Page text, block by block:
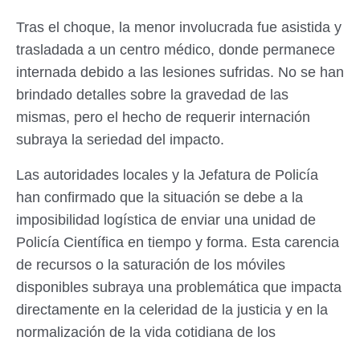
Tras el choque, la menor involucrada fue asistida y
trasladada a un centro médico, donde permanece
internada debido a las lesiones sufridas. No se han
brindado detalles sobre la gravedad de las
mismas, pero el hecho de requerir internación
subraya la seriedad del impacto.
Las autoridades locales y la Jefatura de Policía
han confirmado que la situación se debe a la
imposibilidad logística de enviar una unidad de
Policía Científica en tiempo y forma. Esta carencia
de recursos o la saturación de los móviles
disponibles subraya una problemática que impacta
directamente en la celeridad de la justicia y en la
normalización de la vida cotidiana de los